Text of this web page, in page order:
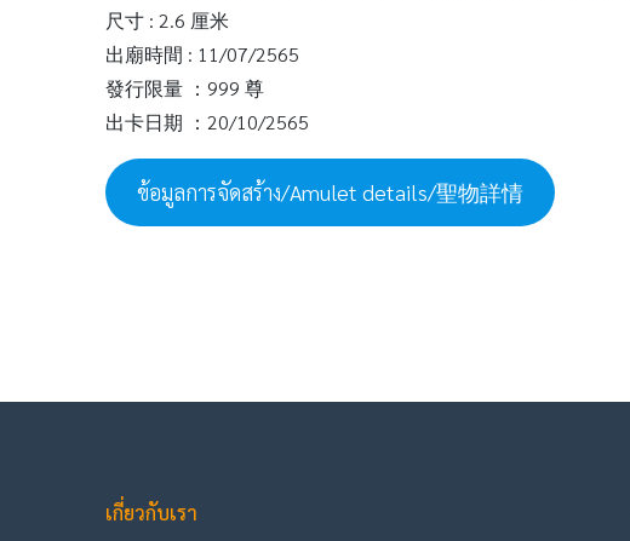
尺寸 : 2.6 厘米
出廟時間 : 11/07/2565
發行限量 ：999 尊
出卡日期 ：20/10/2565
ข้อมูลการจัดสร้าง/Amulet details/聖物詳情
เกี่ยวกับเรา